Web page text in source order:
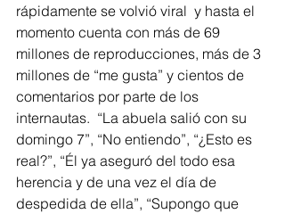
rápidamente se volvió viral  y hasta el
momento cuenta con más de 69
millones de reproducciones, más de 3
millones de “me gusta” y cientos de
comentarios por parte de los
internautas.  “La abuela salió con su
domingo 7”, “No entiendo”, “¿Esto es
real?”, “Él ya aseguró del todo esa
herencia y de una vez el día de
despedida de ella”, “Supongo que